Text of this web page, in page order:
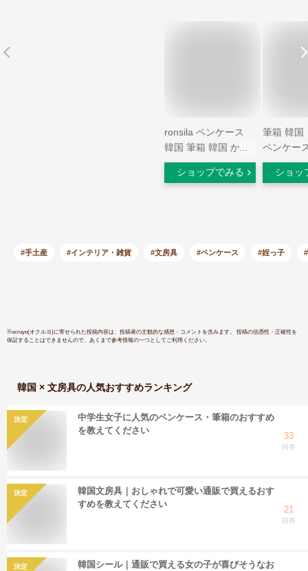
ronsila ペンケース
韓国 筆箱 韓国 かわ
いい おしゃれ 大容
量 高校生 女子 中学
ショップでみる
筆箱 韓国
ペンケー
おしゃれ
入れ 大
無料
ショッ
#手土産 #インテリア・雑貨 #文房具 #ペンケース #姪っ子
※ocruyo(オクルヨ)に寄せられた投稿内容は、投稿者の主観的な感想・コメントを含みます。 投稿の信憑性・正確性を
保証することはできませんので、あくまで参考情報の一つとしてご利用ください。
韓国 × 文房具の人気おすすめランキング
決定
中学生女子に人気のペンケース・筆箱のおすすめ
を教えてください
33
回答
決定
韓国文房具｜おしゃれで可愛い通販で買えるおす
すめを教えてください
21
回答
決定
韓国シール｜通販で買える女の子が喜びそうなお